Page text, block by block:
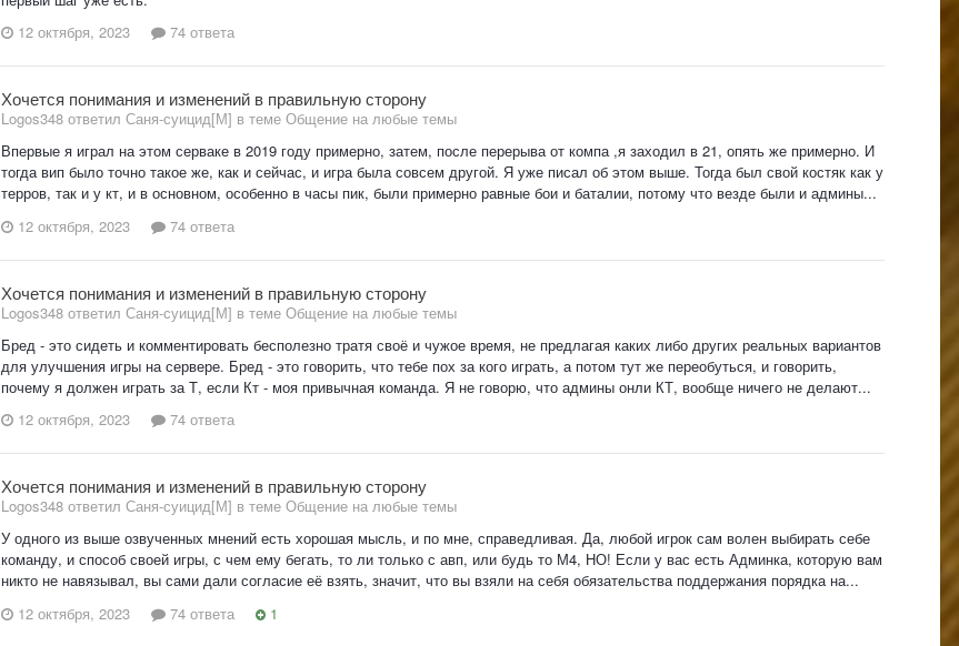
12 октября, 2023
74 ответа
Хочется понимания и изменений в правильную сторону
Logos348 ответил Саня-суицид[М] в теме Общение на любые темы
Впервые я играл на этом серваке в 2019 году примерно, затем, после перерыва от компа ,я заходил в 21, опять же примерно. И
тогда вип было точно такое же, как и сейчас, и игра была совсем другой. Я уже писал об этом выше. Тогда был свой костяк как у
терров, так и у кт, и в основном, особенно в часы пик, были примерно равные бои и баталии, потому что везде были и админы...
12 октября, 2023
74 ответа
Хочется понимания и изменений в правильную сторону
Logos348 ответил Саня-суицид[М] в теме Общение на любые темы
Бред - это сидеть и комментировать бесполезно тратя своё и чужое время, не предлагая каких либо других реальных вариантов
для улучшения игры на сервере. Бред - это говорить, что тебе пох за кого играть, а потом тут же переобуться, и говорить,
почему я должен играть за Т, если Кт - моя привычная команда. Я не говорю, что админы онли КТ, вообще ничего не делают...
12 октября, 2023
74 ответа
Хочется понимания и изменений в правильную сторону
Logos348 ответил Саня-суицид[М] в теме Общение на любые темы
У одного из выше озвученных мнений есть хорошая мысль, и по мне, справедливая. Да, любой игрок сам волен выбирать себе
команду, и способ своей игры, с чем ему бегать, то ли только с авп, или будь то М4, НО! Если у вас есть Админка, которую вам
никто не навязывал, вы сами дали согласие её взять, значит, что вы взяли на себя обязательства поддержания порядка на...
12 октября, 2023
74 ответа 1